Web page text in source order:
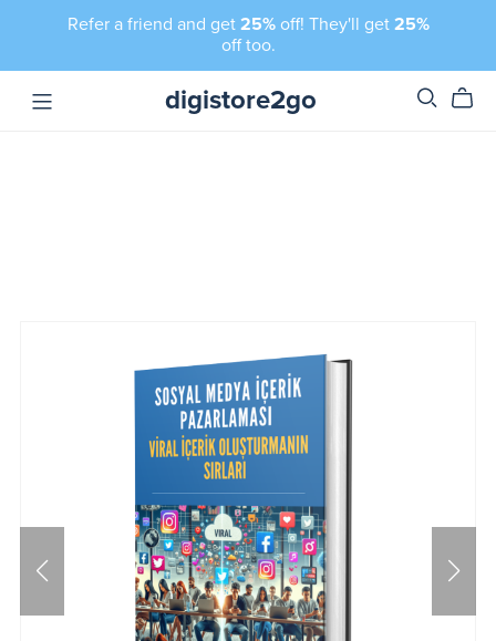
Refer a friend and get 25%off! They'll get 25%
off too.
digistore2go